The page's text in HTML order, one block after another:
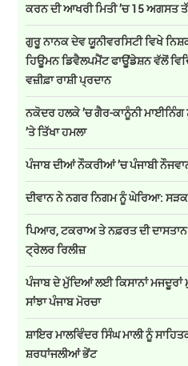
ਕਰਨ ਦੀ ਆਖਰੀ ਮਿਤੀ ’ਚ 15 ਅਗਸਤ
ਗੁਰੂ ਨਾਨਕ ਦੇਵ ਯੂਨੀਵਰਸਿਟੀ ਵਿਖੇ
ਹਿਊਮਨ ਡਿਵੈਲਪਮੈਂਟ ਫਾਊਂਡੇਸ਼ਨ ਵੱਲੋਂ
ਵਜ਼ੀਫ਼ਾ ਰਾਸ਼ੀ ਪ੍ਰਦਾਨ
ਨਕੋਦਰ ਹਲਕੇ ’ਚ ਗੈਰ-ਕਾਨੂੰਨੀ ਮਾਈਨਿੰਗ
’ਤੇ ਤਿੱਖਾ ਹਮਲਾ
ਪੰਜਾਬ ਦੀਆਂ ਨੌਕਰੀਆਂ ’ਚ ਪੰਜਾਬੀ
ਦੀਵਾਨ ਨੇ ਨਗਰ ਨਿਗਮ ਨੂੰ ਘੇਰਿਆ:
ਪਿਆਰ, ਟਕਰਾਅ ਤੇ ਨਫ਼ਰਤ ਦੀ ਦਾਸਤਾਨ
ਟ੍ਰੇਲਰ ਰਿਲੀਜ਼
ਪੰਜਾਬ ਦੇ ਮੁੱਦਿਆਂ ਲਈ ਕਿਸਾਨਾਂ
ਸਾਂਝਾ ਪੰਜਾਬ ਮੋਰਚਾ
ਸ਼ਾਇਰ ਮਾਲਵਿੰਦਰ ਸਿੰਘ ਮਾਲੀ ਨੂੰ
ਸ਼ਰਧਾਂਜਲੀਆਂ ਭੇਂਟ